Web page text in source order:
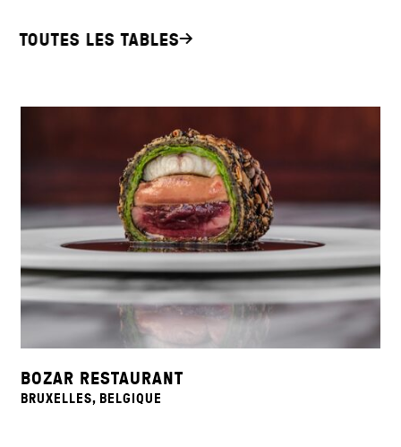
TOUTES LES TABLES
BOZAR RESTAURANT
BRUXELLES, BELGIQUE